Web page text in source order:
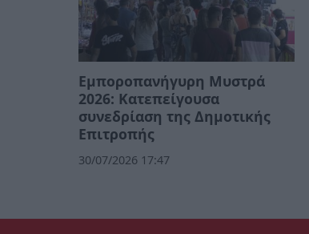
Εμποροπανήγυρη Μυστρά
2026: Κατεπείγουσα
συνεδρίαση της Δημοτικής
Επιτροπής
30/07/2026 17:47